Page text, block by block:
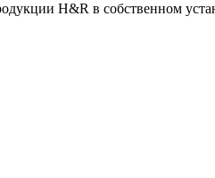
H&R в собственном